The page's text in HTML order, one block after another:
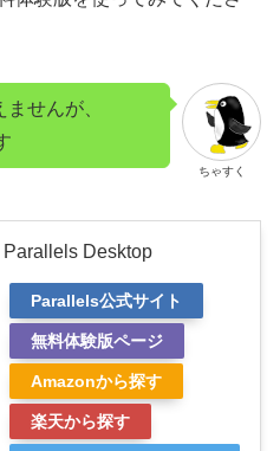
ちゃすく
せんが、
Parallels Desktop
Parallels公式サイト
無料体験版ページ
Amazonから探す
楽天から探す